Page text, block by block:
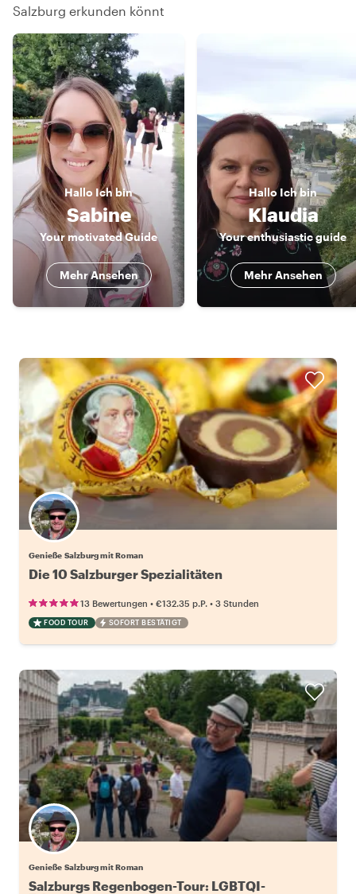
Salzburg erkunden könnt
Hallo Ich bin
Sabine
Your motivated Guide
Mehr Ansehen
Hallo Ich bin
Klaudia
Your enthusiastic guide
Mehr Ansehen
Genieße Salzburg mit Roman
Die 10 Salzburger Spezialitäten
13 Bewertungen • €132.35 p.P. • 3 Stunden
FOOD TOUR SOFORT BESTÄTIGT
Genieße Salzburg mit Roman
Salzburgs Regenbogen-Tour: LGBTQI-